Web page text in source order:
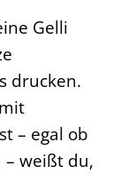
Gelli
drucken.
– egal ob
– weißt du,